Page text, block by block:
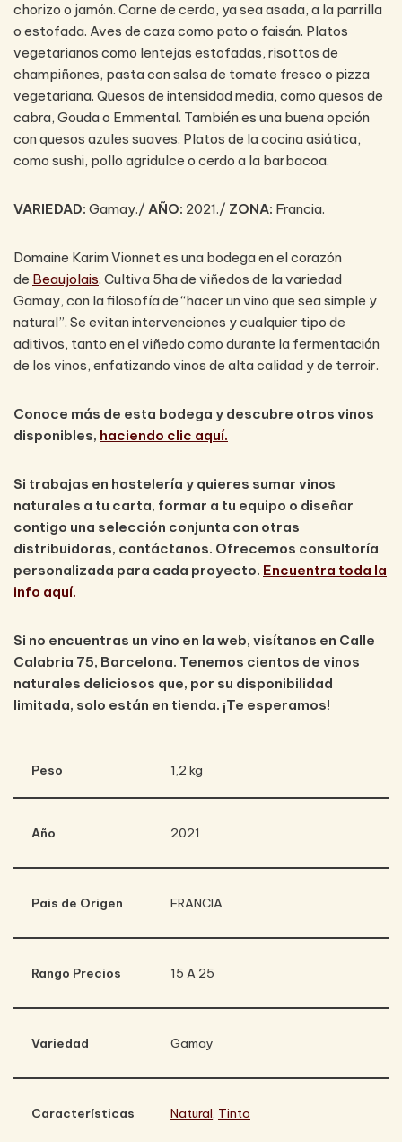
chorizo o jamón. Carne de cerdo, ya sea asada, a la parrilla
o estofada. Aves de caza como pato o faisán. Platos
vegetarianos como lentejas estofadas, risottos de
champiñones, pasta con salsa de tomate fresco o pizza
vegetariana. Quesos de intensidad media, como quesos de
cabra, Gouda o Emmental. También es una buena opción
con quesos azules suaves. Platos de la cocina asiática,
como sushi, pollo agridulce o cerdo a la barbacoa.
VARIEDAD: Gamay./ AÑO: 2021./ ZONA: Francia.
Domaine Karim Vionnet es una bodega en el corazón
de Beaujolais. Cultiva 5ha de viñedos de la variedad
Gamay, con la filosofía de “hacer un vino que sea simple y
natural”. Se evitan intervenciones y cualquier tipo de
aditivos, tanto en el viñedo como durante la fermentación
de los vinos, enfatizando vinos de alta calidad y de terroir.
Conoce más de esta bodega y descubre otros vinos
disponibles, haciendo clic aquí.
Si trabajas en hostelería y quieres sumar vinos
naturales a tu carta, formar a tu equipo o diseñar
contigo una selección conjunta con otras
distribuidoras, contáctanos. Ofrecemos consultoría
personalizada para cada proyecto. Encuentra toda la
info aquí.
Si no encuentras un vino en la web, visítanos en Calle
Calabria 75, Barcelona. Tenemos cientos de vinos
naturales deliciosos que, por su disponibilidad
limitada, solo están en tienda. ¡Te esperamos!
Peso 1,2 kg
Año 2021
Pais de Origen FRANCIA
Rango Precios 15 A 25
Variedad Gamay
Características Natural, Tinto